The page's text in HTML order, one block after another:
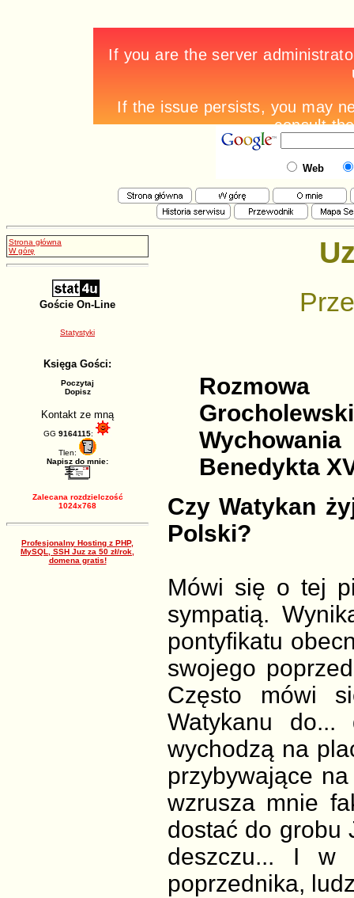
Web
Strona główna
W górę
Goście On-Line
Statystyki
Księga Gości:
Poczytaj
Dopisz
Kontakt ze mną
GG 9164115:
Tlen:
Napisz do mnie:
Zalecana rozdzielczość
1024x768
Profesjonalny Hosting z PHP,
MySQL, SSH Juz za 50 zł/rok,
domena gratis!
Benedykta
Czy Watykan
Polski?
Mówi się o tej
sympatią.
pontyfikatu
swojego
Często mówi
Watykanu do...
wychodzą na
przybywające
wzrusza mnie
dostać do grobu
deszczu... I w
poprzednika,